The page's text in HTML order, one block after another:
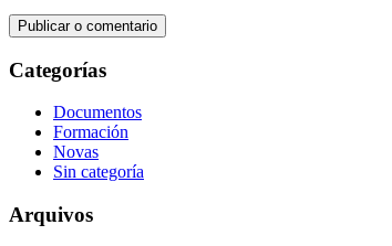
Categorías
Documentos
Formación
Novas
Sin categoría
Arquivos